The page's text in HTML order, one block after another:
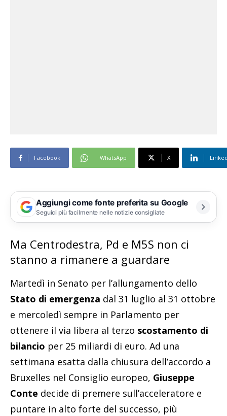
Facebook WhatsApp X
Aggiungi come fonte preferita su Google
Seguici più facilmente nelle notizie consigliate
Ma Centrodestra, Pd e M5S non ci
stanno a rimanere a guardare
Martedì in Senato per l’allungamento dello
Stato di emergenza dal 31 luglio al 31 ottobre
e mercoledì sempre in Parlamento per
ottenere il via libera al terzo scostamento di
bilancio per 25 miliardi di euro. Ad una
settimana esatta dalla chiusura dell’accordo a
Bruxelles nel Consiglio europeo, Giuseppe
Conte decide di premere sull’acceleratore e
puntare in alto forte del successo, più